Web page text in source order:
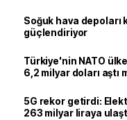
Soğuk hava depoları
güçlendiriyor
Türkiye'nin NATO
6,2 milyar doları aştı
5G rekor getirdi:
263 milyar liraya